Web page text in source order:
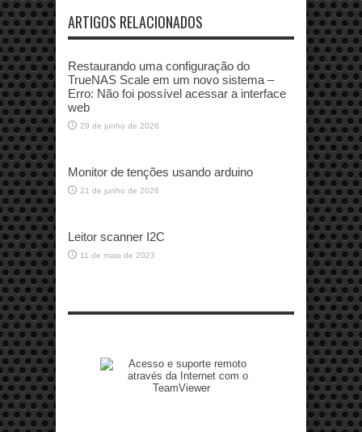
ARTIGOS RELACIONADOS
Restaurando uma configuração do
TrueNAS Scale em um novo sistema –
Erro: Não foi possível acessar a interface
web
29 de junho de 2026
Monitor de tenções usando arduino
21 de junho de 2026
Leitor scanner I2C
11 de maio de 2023